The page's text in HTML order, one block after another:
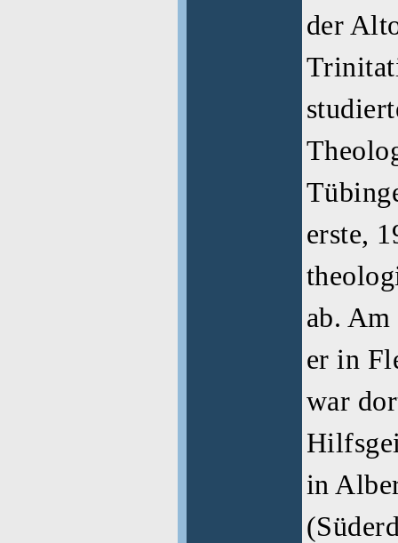
der
erste,
ab.
er in
war
in